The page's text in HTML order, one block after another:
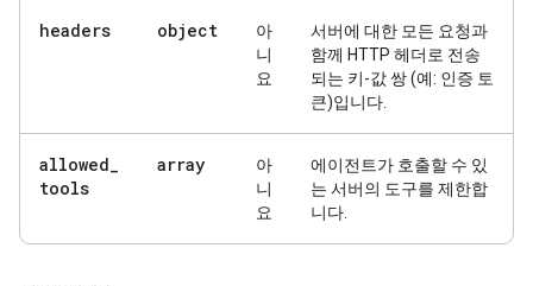
headers object
아
니
요
서버에 대한 모든 요청과
함께 HTTP 헤더로 전송
되는 키-값 쌍 (예: 인증 토
큰)입니다.
allowed_
tools
array
아
니
요
에이전트가 호출할 수 있
는 서버의 도구를 제한합
니다.